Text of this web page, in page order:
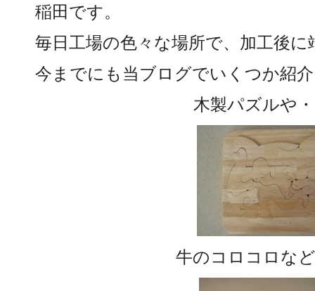
稲田です。
毎日工場の色々な場所で、加工後
今までにも当ブログでいくつか紹
木製パズルや
牛のコロコロな